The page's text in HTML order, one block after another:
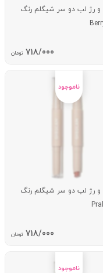
رژ لب دو سر شیگلم رنگ
718/000 تومان
رژ لب دو سر شیگلم رنگ
718/000 تومان